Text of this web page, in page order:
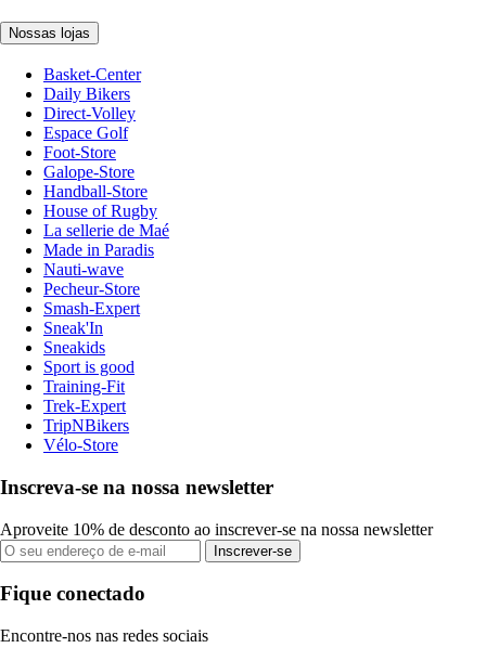
Nossas lojas
Basket-Center
Daily Bikers
Direct-Volley
Espace Golf
Foot-Store
Galope-Store
Handball-Store
House of Rugby
La sellerie de Maé
Made in Paradis
Nauti-wave
Pecheur-Store
Smash-Expert
Sneak'In
Sneakids
Sport is good
Training-Fit
Trek-Expert
TripNBikers
Vélo-Store
Inscreva-se na nossa newsletter
Aproveite 10% de desconto ao inscrever-se na nossa newsletter
Inscrever-se
Fique conectado
Encontre-nos nas redes sociais